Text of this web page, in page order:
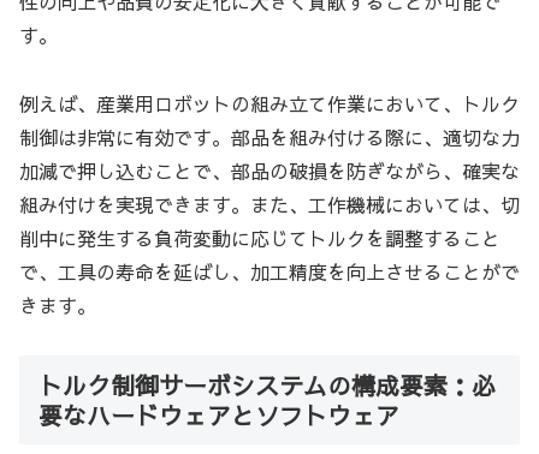
す。
例えば、産業用ロボットの組み立て作業において、トルク
制御は非常に有効です。部品を組み付ける際に、適切な力
加減で押し込むことで、部品の破損を防ぎながら、確実な
組み付けを実現できます。また、工作機械においては、切
削中に発生する負荷変動に応じてトルクを調整すること
で、工具の寿命を延ばし、加工精度を向上させることがで
きます。
トルク制御サーボシステムの構成要素：必
要なハードウェアとソフトウェア